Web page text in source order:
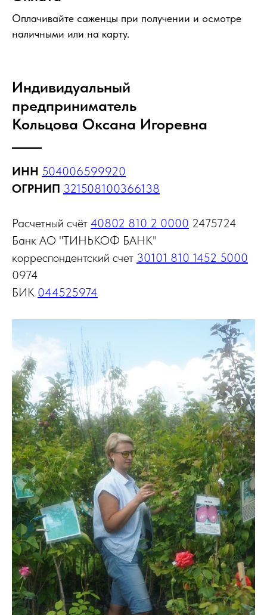
Оплачивайте саженцы при получении и осмотре
наличными или на карту.
Индивидуальный
предприниматель
Кольцова Оксана Игоревна
ИНН 504006599920
ОГРНИП 321508100366138
Расчетный счёт 40802 810 2 0000 2475724
Банк АО "ТИНЬКОФ БАНК"
корреспондентский счет 30101 810 1452 5000
0974
БИК 044525974